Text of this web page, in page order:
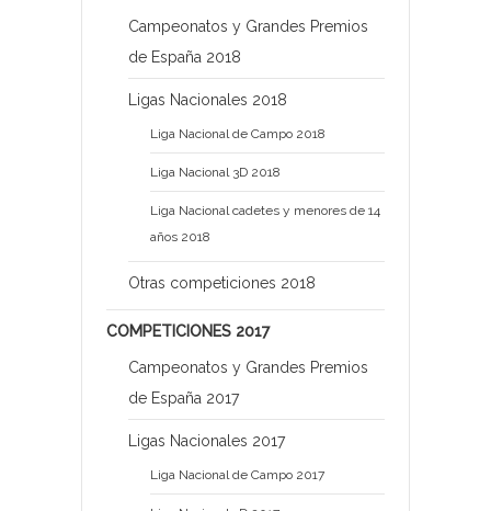
Campeonatos y Grandes Premios
de España 2018
Ligas Nacionales 2018
Liga Nacional de Campo 2018
Liga Nacional 3D 2018
Liga Nacional cadetes y menores de 14
años 2018
Otras competiciones 2018
COMPETICIONES 2017
Campeonatos y Grandes Premios
de España 2017
Ligas Nacionales 2017
Liga Nacional de Campo 2017